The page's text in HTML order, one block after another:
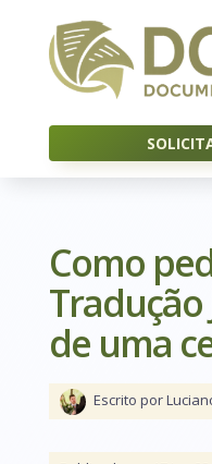
Como
de uma
Escrito por